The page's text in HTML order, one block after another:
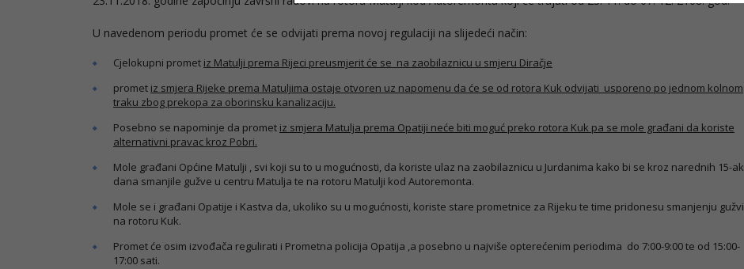
U navedenom periodu promet će se odvijati prema novoj regulaciji na slijedeći način:
Cjelokupni promet iz Matulji prema Rijeci preusmjerit će se na zaobilaznicu u smjeru Diračje
promet iz smjera Rijeke prema Matuljima ostaje otvoren uz napomenu da će se od rotora Kuk odvijati usporeno po jednom kolnom
traku zbog prekopa za oborinsku kanalizaciju.
Posebno se napominje da promet iz smjera Matulja prema Opatiji neće biti moguć preko rotora Kuk pa se mole građani da koriste
alternativni pravac kroz Pobri.
Mole građani Općine Matulji , svi koji su to u mogućnosti, da koriste ulaz na zaobilaznicu u Jurdanima kako bi se kroz narednih 15-ak
dana smanjile gužve u centru Matulja te na rotoru Matulji kod Autoremonta.
Mole se i građani Opatije i Kastva da, ukoliko su u mogućnosti, koriste stare prometnice za Rijeku te time pridonesu smanjenju gužvi
na rotoru Kuk.
Promet će osim izvođača regulirati i Prometna policija Opatija ,a posebno u najviše opterećenim periodima do 7:00-9:00 te od 15:00-
17:00 sati.